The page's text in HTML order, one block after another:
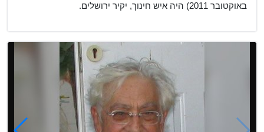
באוקטובר 2011) היה איש חינוך, יקיר ירושלים.